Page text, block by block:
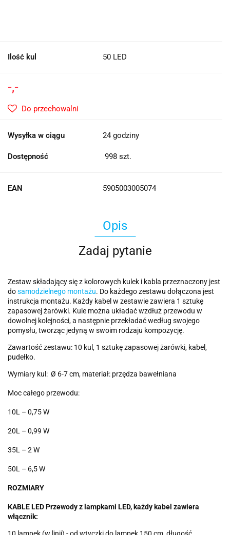
Ilość kul 50 LED
-,-
Do przechowalni
Wysyłka w ciągu 24 godziny
Dostępność 998 szt.
EAN 5905003005074
Opis
Zadaj pytanie
Zestaw składający się z kolorowych kulek i kabla przeznaczony jest
dosamodzielnego montażu. Do każdego zestawu dołączona jest
instrukcja montażu. Każdy kabel w zestawie zawiera 1 sztukę
zapasowej żarówki. Kule można układać wzdłuż przewodu w
dowolnej kolejności, a następnie przekładać według swojego
pomysłu, tworząc jedyną w swoim rodzaju kompozycję.
Zawartość zestawu: 10 kul, 1 sztukę zapasowej żarówki, kabel,
pudełko.
Wymiary kul: Ø 6-7 cm, materiał: przędza bawełniana
Moc całego przewodu:
10L – 0,75 W
20L – 0,99 W
35L – 2 W
50L – 6,5 W
ROZMIARY
KABLE LED Przewody z lampkami LED, każdy kabel zawiera
włącznik: